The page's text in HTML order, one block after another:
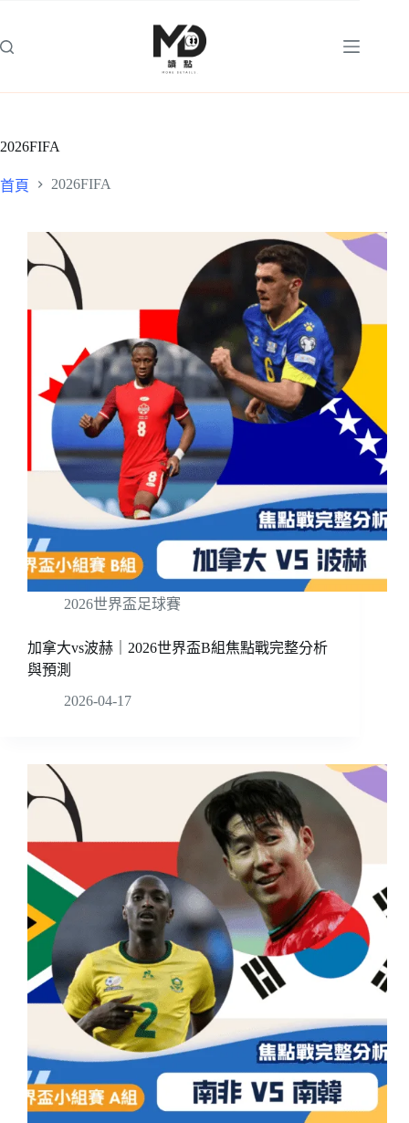
主
2026FIFA
首頁 2026FIFA
2026世界盃足球賽
加拿大vs波赫｜2026世界盃B組焦點戰完整分析
與預測
2026-04-17